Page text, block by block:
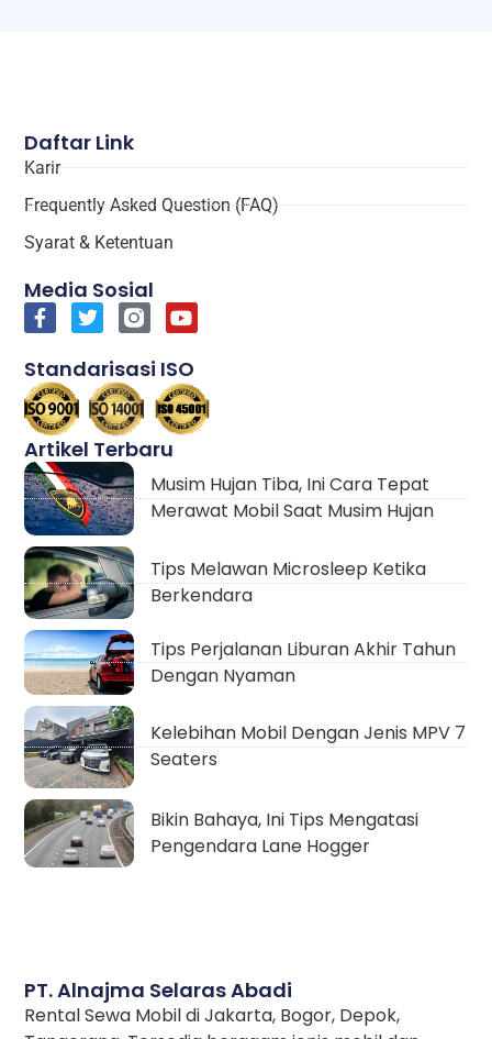
PT. Alnajma Selaras Abadi
Rental Sewa Mobil di Jakarta, Bogor, Depok,
Artikel Terbaru
Musim Hujan Tiba, Ini Cara Tepat
Merawat Mobil Saat Musim Hujan
Tips Melawan Microsleep Ketika
Berkendara
Tips Perjalanan Liburan Akhir Tahun
Dengan Nyaman
Kelebihan Mobil Dengan Jenis MPV 7
Seaters
Bikin Bahaya, Ini Tips Mengatasi
Pengendara Lane Hogger
Daftar Link
Karir
Frequently Asked Question (FAQ)
Syarat & Ketentuan
Media Sosial
Standarisasi ISO